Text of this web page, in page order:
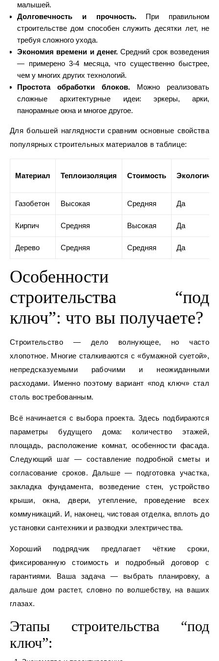
малышей.
Долговечность и прочность.При правильном
строительстве дом способен служить десятки лет, не
требуя сложного ухода.
Экономия времени и денег. Средний срок возведения
— примерено 3-4 месяца, что существенно быстрее,
чем у многих других технологий.
Простота обработки блоков. Можно реализовать
сложные архитектурные идеи: эркеры, арки,
панорамные окна и многое другое.
Для большей наглядности сравним основные свойства
популярных строительных материалов в таблице:
Материал Теплоизоляция Стоимость
Газобетон Высокая Средняя Да
Кирпич Средняя Высокая Да
Дерево Средняя Средняя Да
Особенности
строительства “под
ключ”: что вы получаете?
Строительство — дело волнующее, но часто
хлопотное. Многие сталкиваются с «бумажной суетой»,
непредсказуемыми рабочими и неожиданными
расходами. Именно поэтому вариант «под ключ» стал
столь востребованным.
Всё начинается с выбора проекта. Здесь подбираются
параметры будущего дома: количество этажей,
площадь, расположение комнат, особенности фасада.
Следующий шаг — составление подробной сметы и
согласование сроков. Дальше — подготовка участка,
закладка фундамента, возведение стен, устройство
крыши, окна, двери, утепление, проведение всех
коммуникаций. И, наконец, чистовая отделка, вплоть до
установки сантехники и разводки электричества.
Хороший подрядчик предлагает чёткие сроки,
фиксированную стоимость и подробный договор с
гарантиями. Ваша задача — выбрать планировку, а
дальше дом растет, словно по волшебству, на ваших
глазах.
Этапы строительства “под
ключ”: